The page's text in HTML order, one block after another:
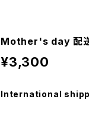
Mother's day 配送
¥3,300
International